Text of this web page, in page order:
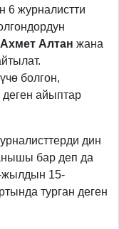
6 журналистти
Ахмет Алтан жана
болгон,
деген айыптар
дин
бар деп да
жылдын 15-
турган деген